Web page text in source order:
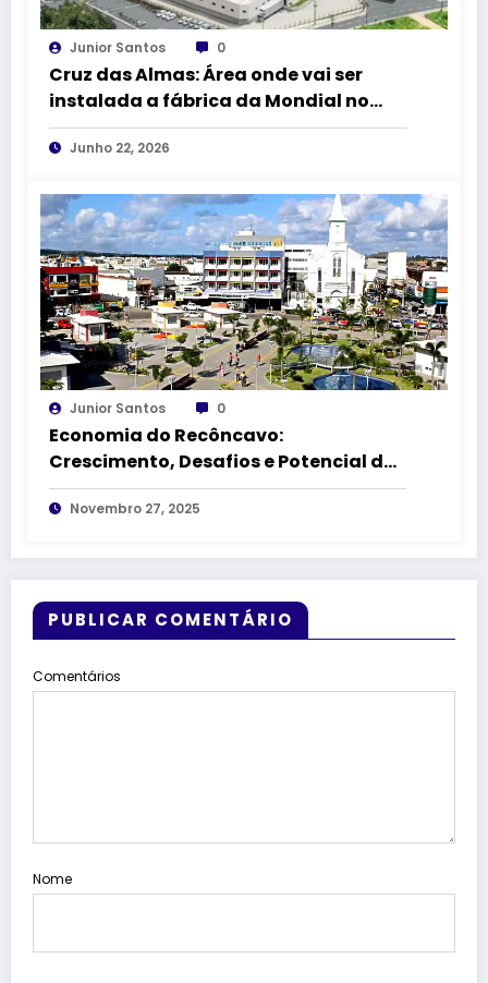
Junior Santos 0
Cruz das Almas: Área onde vai ser
instalada a fábrica da Mondial no
DICA II vai receber 1,5 km de
pavimentação asfáltica
Junho 22, 2026
Junior Santos 0
Economia do Recôncavo:
Crescimento, Desafios e Potencial das
Principais Cidades
Novembro 27, 2025
PUBLICAR COMENTÁRIO
Comentários
Nome